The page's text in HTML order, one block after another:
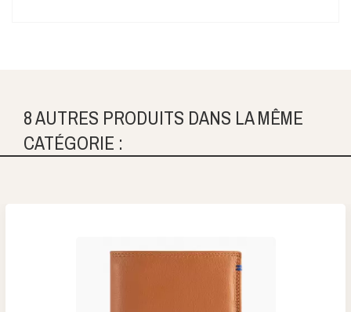
8 AUTRES PRODUITS DANS LA MÊME
CATÉGORIE :